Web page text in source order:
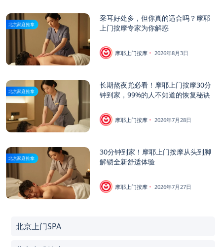
北京家庭推拿
采耳好处多，但你真的适合吗？摩耶
上门按摩专家为你解惑
摩耶上门按摩 2026年8月3日
北京家庭推拿
长期熬夜党必看！摩耶上门按摩30分
钟到家，99%的人不知道的恢复秘诀
摩耶上门按摩 2026年7月28日
北京家庭推拿
30分钟到家！摩耶上门按摩从头到脚
解锁全新舒适体验
摩耶上门按摩 2026年7月27日
北京上门SPA